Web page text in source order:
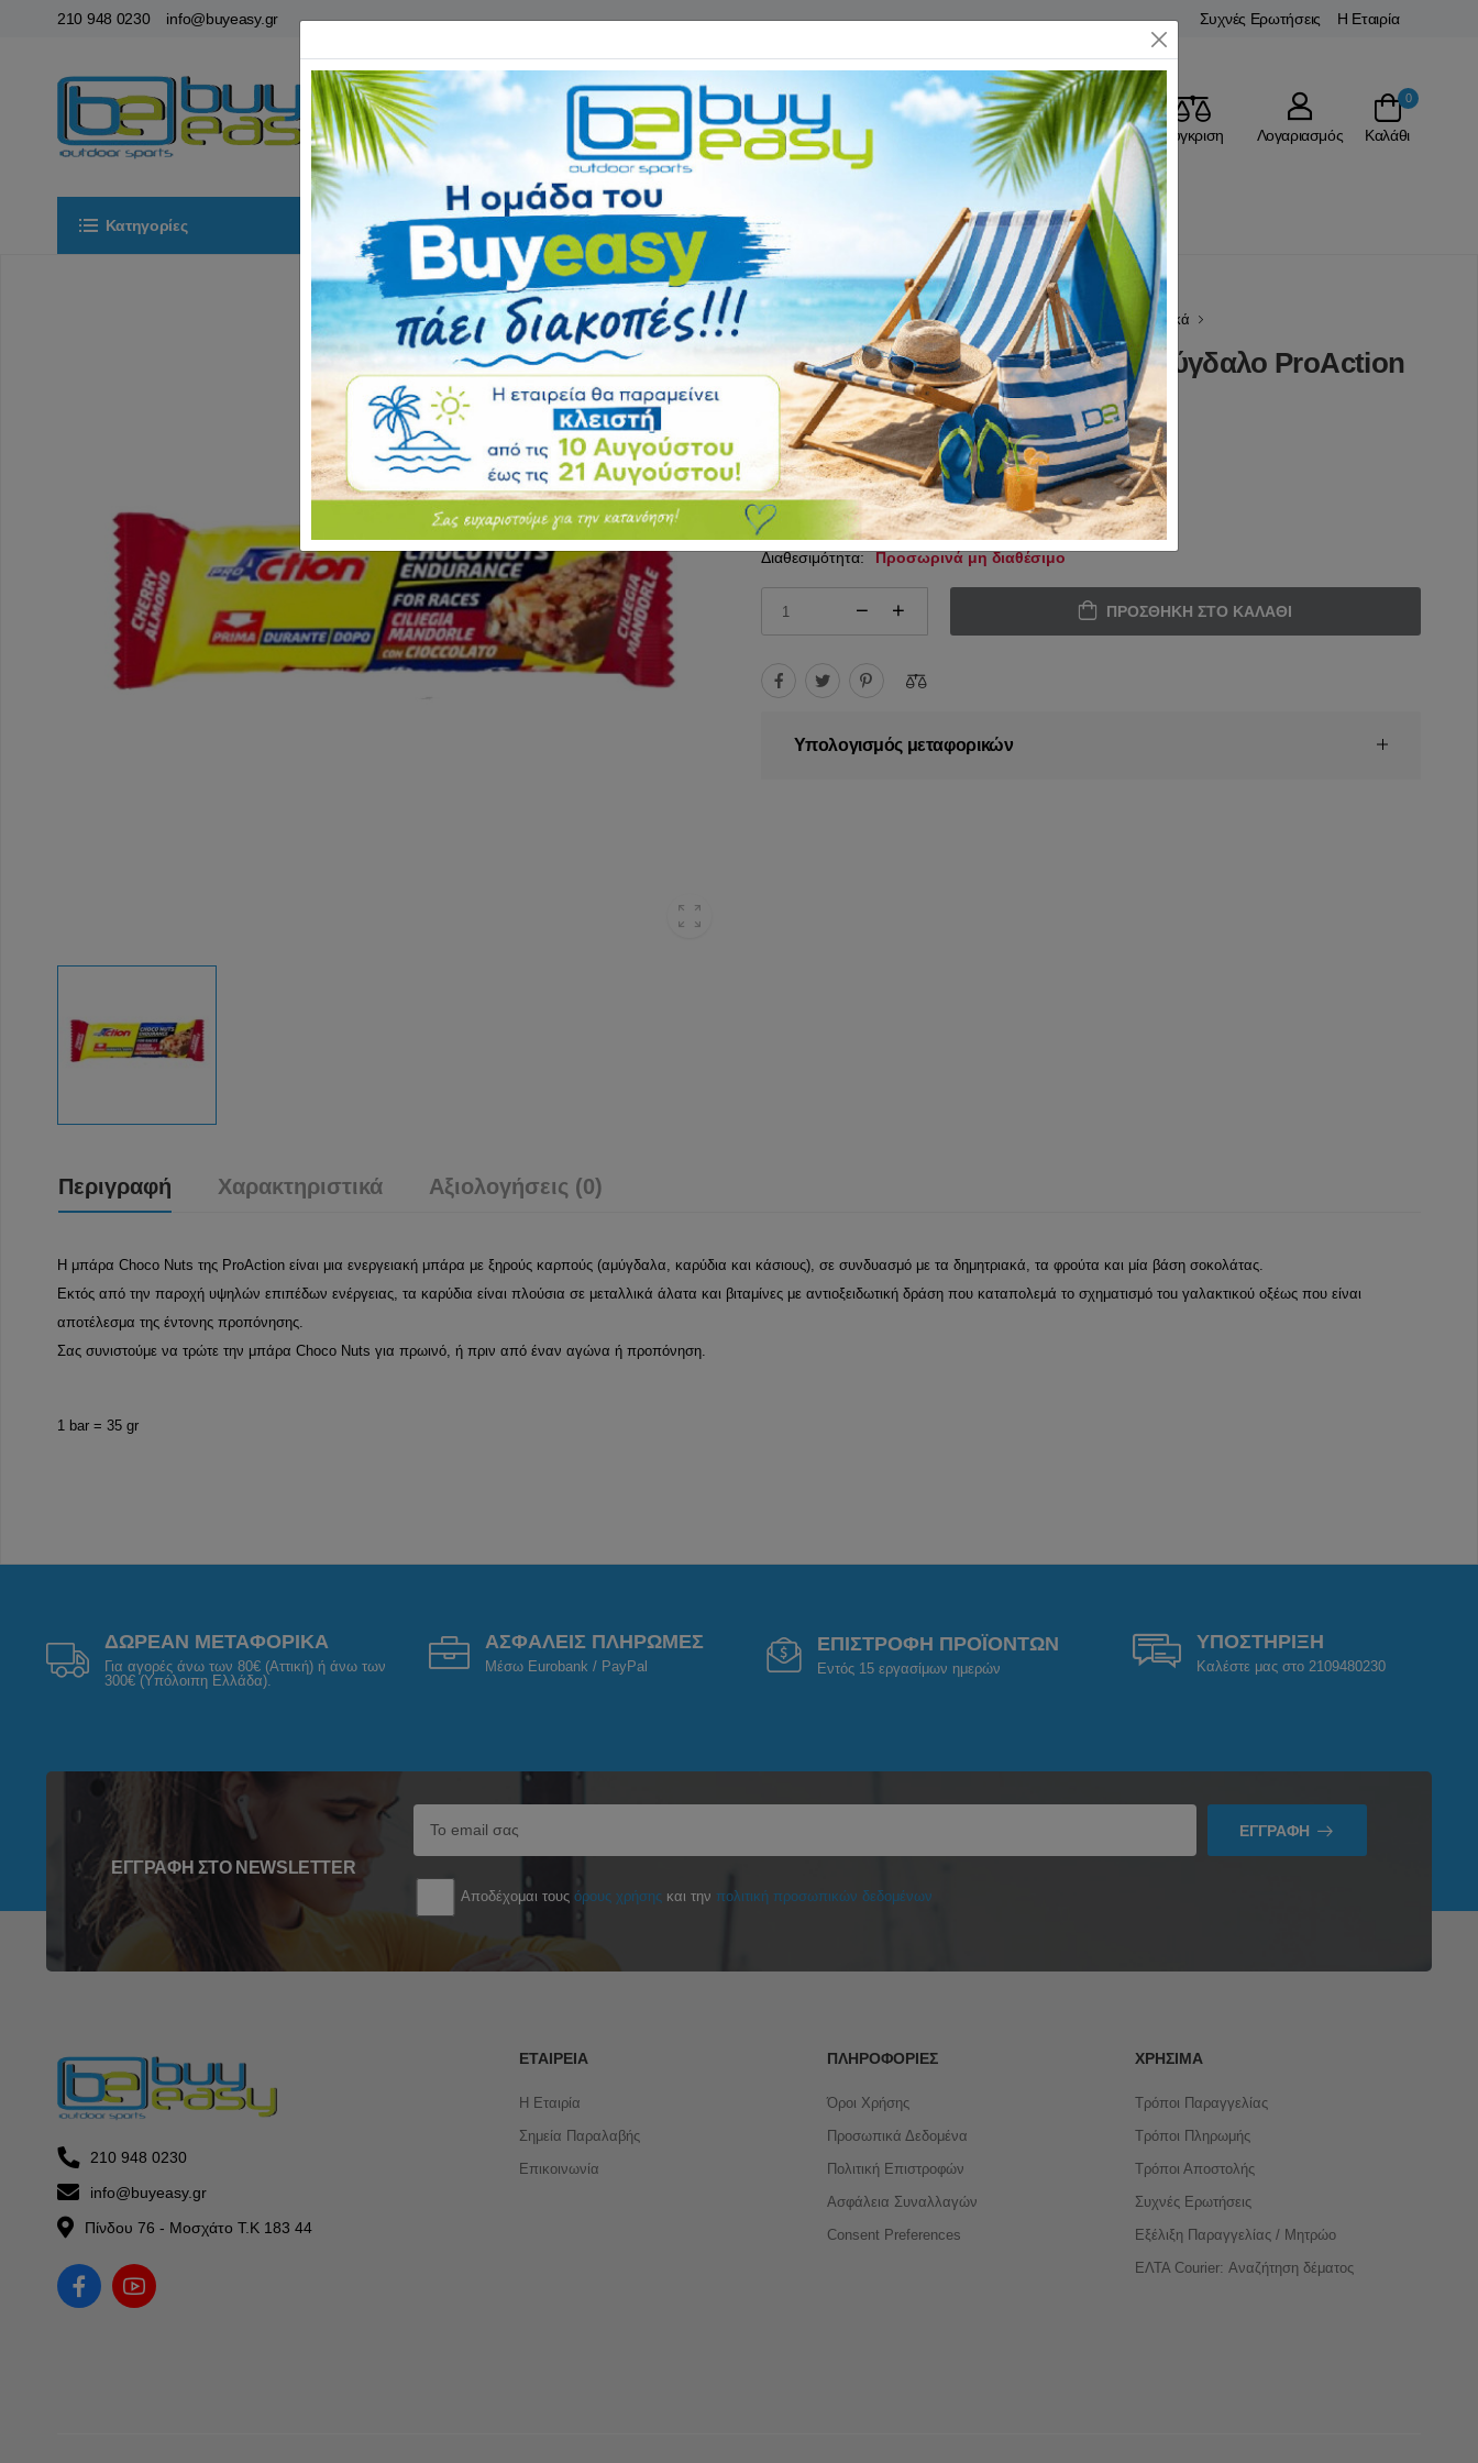
210 948 0230 info@buyeasy.gr Συχνές Ερωτήσεις Η Εταιρία
Αγαπημένα Σύγκριση Λογαριασμός
0
Καλάθι
Κατηγορίες Αρχική ΕΙΔΗ CAMPING Επικοινωνία
Αρχική ΑΘΛΗΜΑΤΑ Συμπληρώματα Διατροφής Ενεργειακά
Choco Nuts Bar 35gr Κεράσι Αμύγδαλο ProAction
Αξιολόγηση: (0 Αξιολογήσεις)
Κωδικός80-PA6711
1.55€ 2.00€
Διαθεσιμότητα: Προσωρινά μη διαθέσιμο
ΠΡΟΣΘΉΚΗ ΣΤΟ ΚΑΛΆΘΙ
Υπολογισμός μεταφορικών
Περιγραφή Χαρακτηριστικά Αξιολογήσεις (0)
Η μπάρα Choco Nuts της ProAction είναι μια ενεργειακή μπάρα με ξηρούς καρπούς (αμύγδαλα, καρύδια και κάσιους), σε συνδυασμό με τα δημητριακά, τα φρούτα και μία βάση σοκολάτας.
Εκτός από την παροχή υψηλών επιπέδων ενέργειας, τα καρύδια είναι πλούσια σε μεταλλικά άλατα και βιταμίνες με αντιοξειδωτική δράση που καταπολεμά το σχηματισμό τou γαλακτικού οξέως που είναι
αποτέλεσμα της έντονης προπόνησης.
Σας συνιστούμε να τρώτε την μπάρα Choco Nuts για πρωινό, ή πριν από έναν αγώνα ή προπόνηση.
1 bar = 35 gr
ΔΩΡΕΑΝ ΜΕΤΑΦΟΡΙΚΑ
Για αγορές άνω των 80€ (Αττική) ή άνω των
300€ (Υπόλοιπη Ελλάδα).
ΑΣΦΑΛΕΙΣ ΠΛΗΡΩΜΕΣ
Μέσω Eurobank / PayPal
ΕΠΙΣΤΡΟΦΗ ΠΡΟΪΟΝΤΩΝ
Εντός 15 εργασίμων ημερών
ΥΠΟΣΤΗΡΙΞΗ
Καλέστε μας στο 2109480230
ΕΓΓΡΑΦΉ ΣΤΟ NEWSLETTER
ΕΓΓΡΑΦΉ
Αποδέχομαι τουςόρους χρήσης και τηνπολιτική προσωπικών δεδομένων
210 948 0230
info@buyeasy.gr
Πίνδου 76 - Μοσχάτο Τ.Κ 183 44
ΕΤΑΙΡΕΊΑ
Η Εταιρία
Σημεία Παραλαβής
Επικοινωνία
ΠΛΗΡΟΦΟΡΊΕΣ
Όροι Χρήσης
Προσωπικά Δεδομένα
Πολιτική Επιστροφών
Ασφάλεια Συναλλαγών
Consent Preferences
ΧΡΉΣΙΜΑ
Τρόποι Παραγγελίας
Τρόποι Πληρωμής
Τρόποι Αποστολής
Συχνές Ερωτήσεις
Εξέλιξη Παραγγελίας / Μητρώο
ΕΛΤΑ Courier: Αναζήτηση δέματος
Close